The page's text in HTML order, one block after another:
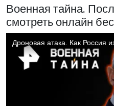
Военная тайна.
смотреть онлайн